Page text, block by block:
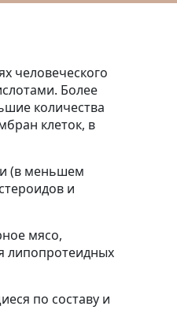
человеческого
Более
количества
клеток, в
(в меньшем
и
мясо,
липопротеидных
по составу и